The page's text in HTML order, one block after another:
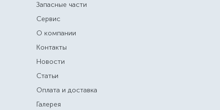
Запасные части
Сервис
О компании
Контакты
Новости
Статьи
Оплата и доставка
Галерея